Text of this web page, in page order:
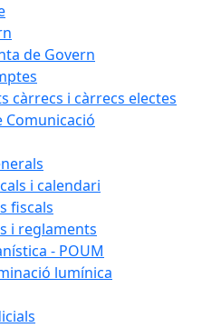
de Govern
càrrecs i càrrecs electes
Comunicació
i calendari
fiscals
i reglaments
- POUM
lumínica